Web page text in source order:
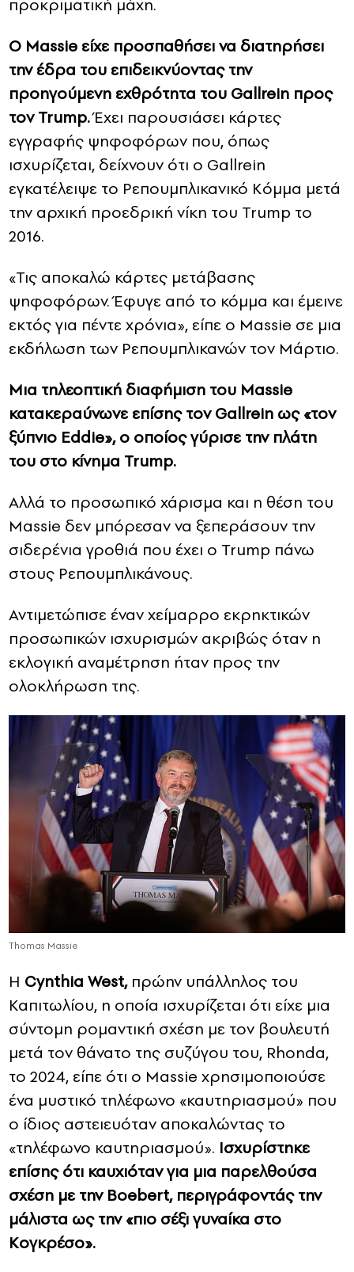
προκριματική μάχη.
Ο Massie είχε προσπαθήσει να διατηρήσει
την έδρα του επιδεικνύοντας την
προηγούμενη εχθρότητα του Gallrein προς
τον Trump.Έχει παρουσιάσει κάρτες
εγγραφής ψηφοφόρων που, όπως
ισχυρίζεται, δείχνουν ότι ο Gallrein
εγκατέλειψε το Ρεπουμπλικανικό Κόμμα μετά
την αρχική προεδρική νίκη του Trump το
2016.
«Τις αποκαλώ κάρτες μετάβασης
ψηφοφόρων. Έφυγε από το κόμμα και έμεινε
εκτός για πέντε χρόνια», είπε ο Massie σε μια
εκδήλωση των Ρεπουμπλικανών τον Μάρτιο.
Μια τηλεοπτική διαφήμιση του Massie
κατακεραύνωνε επίσης τον Gallrein ως «τον
ξύπνιο Eddie», ο οποίος γύρισε την πλάτη
του στο κίνημα Trump.
Αλλά το προσωπικό χάρισμα και η θέση του
Massie δεν μπόρεσαν να ξεπεράσουν την
σιδερένια γροθιά που έχει ο Trump πάνω
στους Ρεπουμπλικάνους.
Αντιμετώπισε έναν χείμαρρο εκρηκτικών
προσωπικών ισχυρισμών ακριβώς όταν η
εκλογική αναμέτρηση ήταν προς την
ολοκλήρωση της.
Thomas Massie
Η Cynthia West,πρώην υπάλληλος του
Καπιτωλίου, η οποία ισχυρίζεται ότι είχε μια
σύντομη ρομαντική σχέση με τον βουλευτή
μετά τον θάνατο της συζύγου του, Rhonda,
το 2024, είπε ότι ο Massie χρησιμοποιούσε
ένα μυστικό τηλέφωνο «καυτηριασμού» που
ο ίδιος αστειευόταν αποκαλώντας το
«τηλέφωνο καυτηριασμού». Ισχυρίστηκε
επίσης ότι καυχιόταν για μια παρελθούσα
σχέση με την Boebert, περιγράφοντάς την
μάλιστα ως την «πιο σέξι γυναίκα στο
Κογκρέσο».